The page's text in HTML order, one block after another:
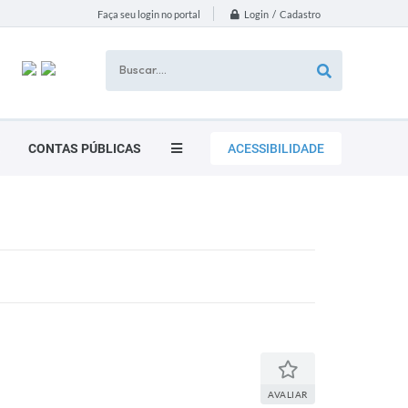
Faça seu login no portal Login / Cadastro
ACESSIBILIDADE
CONTAS PÚBLICAS
AVALIAR